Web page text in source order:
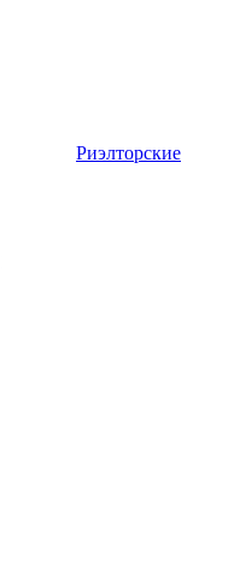
Риэлторские